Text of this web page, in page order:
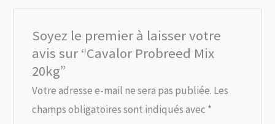
Soyez le premier à laisser votre
avis sur “Cavalor Probreed Mix
20kg”
Votre adresse e-mail ne sera pas publiée. Les
champs obligatoires sont indiqués avec *